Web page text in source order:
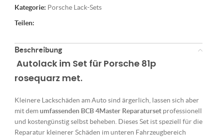
Kategorie: Porsche Lack-Sets
Teilen:
Beschreibung
Autolack im Set für Porsche 81p
rosequarz met.
Kleinere Lackschäden am Auto sind ärgerlich, lassen sich aber
mit demumfassenden BCB 4Master Reparaturset professionell
und kostengünstig selbst beheben. Dieses Set ist speziell für die
Reparatur kleinerer Schäden im unteren Fahrzeugbereich